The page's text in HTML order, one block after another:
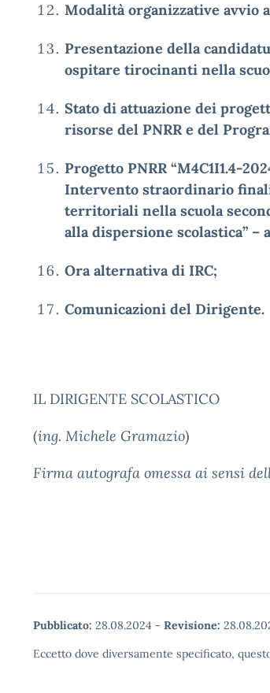
Modalità organizzative avvio
Presentazione della
ospitare tirocinanti nella
Stato di attuazione dei
risorse del PNRR e del
Progetto PNRR “M4C1I1.4-
Intervento straordinario
territoriali nella scuola
alla dispersione scolastica” –
Ora alternativa di IRC;
Comunicazioni del Dirigente.
IL DIRIGENTE SCOLASTICO
(ing. Michele Gramazio)
Firma autografa omessa ai sensi
Pubblicato: 28.08.2024 - Revisione:
Eccetto dove diversamente specificato,